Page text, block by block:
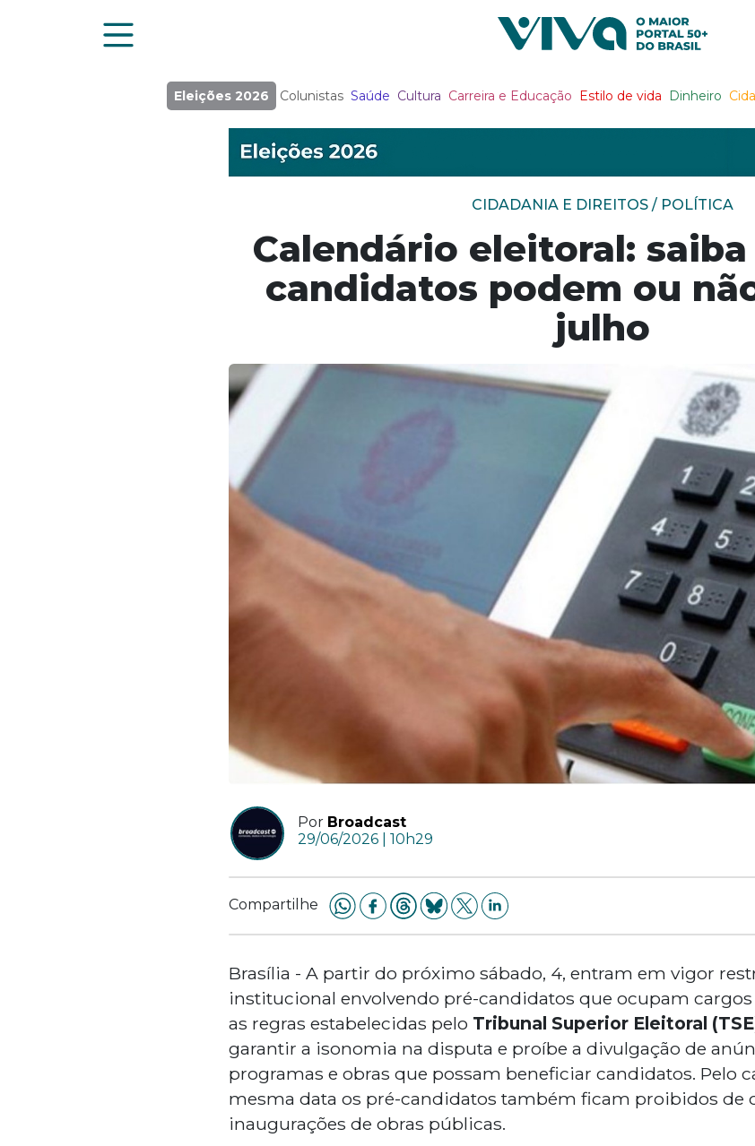
Eleições 2026 Colunistas Saúde Cultura Carreira e Educação Estilo de vida Dinheiro
CIDADANIA E DIREITOS / POLÍTICA
Calendário eleitoral:
candidatos podem ou
julho
Por Broadcast
29/06/2026 | 10h29
Compartilhe
Brasília - A partir do próximo sábado, 4, entram em vigor
institucional envolvendo pré-candidatos que ocupam
as regras estabelecidas pelo Tribunal Superior Eleitoral
garantir a isonomia na disputa e proíbe a divulgação de
programas e obras que possam beneficiar candidatos. Pelo
mesma data os pré-candidatos também ficam proibidos de
inaugurações de obras públicas.